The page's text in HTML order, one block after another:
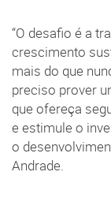
“O desafio é a
crescimento
mais do que
preciso prover
que ofereça
e estimule o
o
Andrade.